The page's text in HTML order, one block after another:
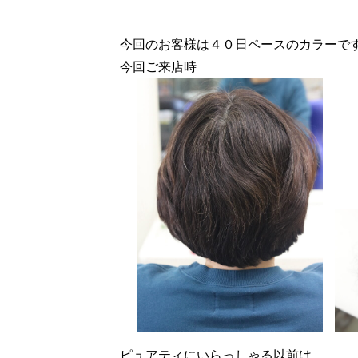
今回のお客様は４０日ペースのカラーで
今回ご来店時
ピュアティにいらっしゃる以前は、